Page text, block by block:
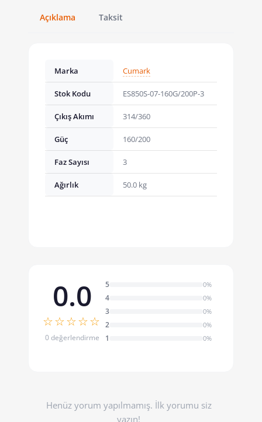
Açıklama Taksit
Marka Cumark
Stok Kodu ES850S-07-160G/200P-3
Çıkış Akımı 314/360
Güç 160/200
Faz Sayısı 3
Ağırlık 50.0 kg
0.0
☆☆☆☆☆
0 değerlendirme
5 0%
4 0%
3 0%
2 0%
1 0%
Henüz yorum yapılmamış. İlk yorumu siz
yazın!